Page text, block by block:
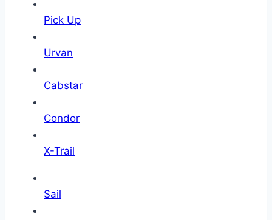
Pick Up
Urvan
Cabstar
Condor
X-Trail
Sail